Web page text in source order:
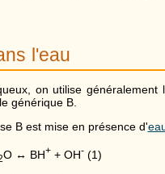
l'eau
on utilise
générique B.
B est mise en présence d'
O ↔ BH++ OH-(1)